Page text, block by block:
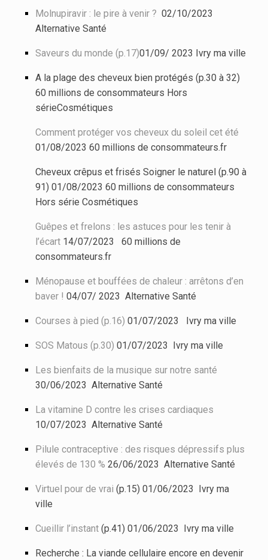
Molnupiravir : le pire à venir ? 02/10/2023
Alternative Santé
Saveurs du monde (p.17)01/09/ 2023 Ivry ma ville
A la plage des cheveux bien protégés (p.30 à 32)
60 millions de consommateurs Hors
sérieCosmétiques
Comment protéger vos cheveux du soleil cet été
01/08/2023 60 millions de consommateurs.fr
Cheveux crêpus et frisés Soigner le naturel (p.90 à
91) 01/08/2023 60 millions de consommateurs
Hors série Cosmétiques
Guêpes et frelons : les astuces pour les tenir à
l’écart 14/07/2023 60 millions de
consommateurs.fr
Ménopause et bouffées de chaleur : arrêtons d’en
baver ! 04/07/ 2023 Alternative Santé
Courses à pied (p.16) 01/07/2023 Ivry ma ville
SOS Matous (p.30) 01/07/2023 Ivry ma ville
Les bienfaits de la musique sur notre santé
30/06/2023 Alternative Santé
La vitamine D contre les crises cardiaques
10/07/2023 Alternative Santé
Pilule contraceptive : des risques dépressifs plus
élevés de 130 % 26/06/2023 Alternative Santé
Virtuel pour de vrai (p.15) 01/06/2023 Ivry ma
ville
Cueillir l’instant (p.41) 01/06/2023 Ivry ma ville
Recherche : La viande cellulaire encore en devenir